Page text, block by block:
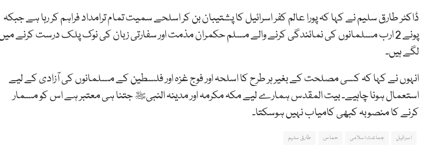
ڈاکٹر طارق سلیم نے کہا کہ پورا عالم کفر اسرائیل کا پشتیبان بن کر اسلحے سمیت تمام ترامداد فراہم کر رہا ہے جبکہ
پونے 2 ارب مسلمانوں کی نمائندگی کرنے والے مسلم حکمران مذمت اور سفارتی زبان کی نوک پلک درست کرنے
لگے ہیں۔
انہوں نے کہا کہ کسی مصلحت کے بغیر ہر طرح کا اسلحہ اور فوج غزہ اور فلسطین کے مسلمانوں کی آزادی کے لیے
استعمال ہونا چاہیے۔ بیت المقدس ہمارے لیے مکہ مکرمہ اور مدینہ النبیﷺ جتنا ہی معتبر ہے اس کو مسمار
کرنے کا منصوبہ کبھی کامیاب نہیں ہوسکتا۔
اسرائیل جماعت اسلامی حماس طارق سلیم